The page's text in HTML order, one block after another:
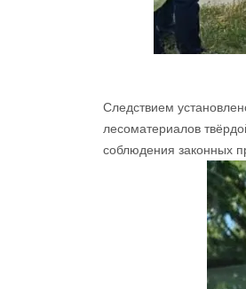
Следствием
лесоматериалов
соблюдения законных